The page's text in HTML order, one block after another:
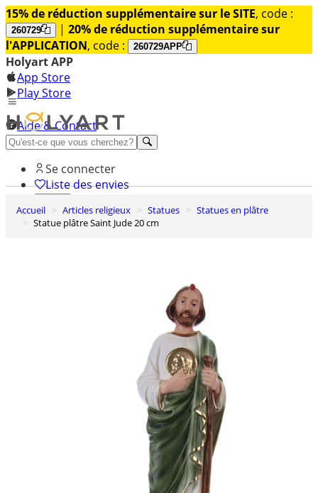
15% de réduction supplémentaire sur le SITE, code :
260729 | 20% de réduction supplémentaire sur
l'APPLICATION, code : 260729APP
Holyart APP
App Store
Play Store
Aide & Contact
Découvrez Premium
Se connecter
Liste des envies
0
Panier
Accueil Articles religieux Statues
Statues en plâtre
Statue plâtre Saint Jude 20 cm